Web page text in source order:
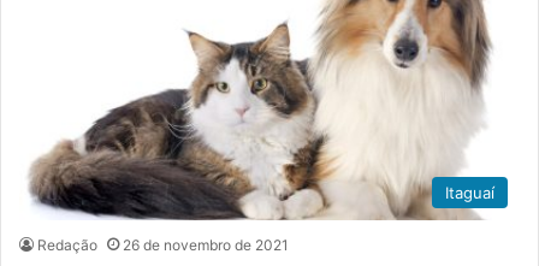
Itaguaí
Redação 26 de novembro de 2021